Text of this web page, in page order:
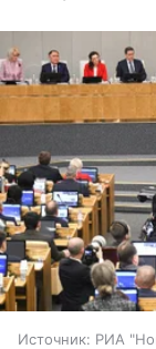
Источник: РИА